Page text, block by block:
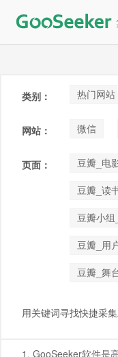
类别： 热门网站
论坛贴吧
网站： 微信
快手
页面： 豆瓣_电
豆瓣_读
豆瓣小
豆瓣_用
豆瓣_舞
用关键词寻找快捷采集
1. GooSeeker软件是